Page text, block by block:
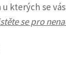
kterých se
se pro